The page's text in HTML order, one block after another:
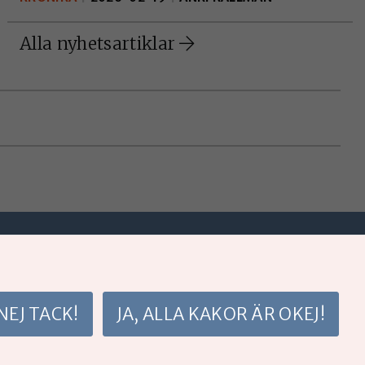
Alla nyhetsartiklar
lärare, förskollärare och forskare, initierat av
TACK! JA, ALLA KAKOR ÄR OKEJ!